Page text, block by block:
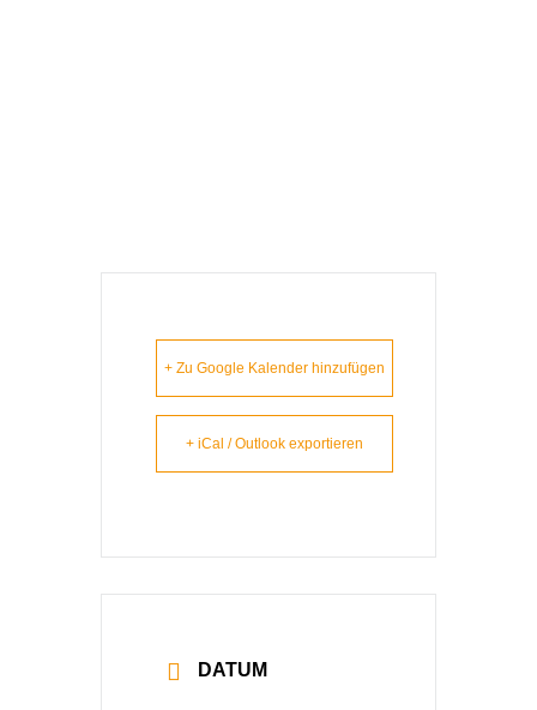
+ Zu Google Kalender hinzufügen
+ iCal / Outlook exportieren
DATUM